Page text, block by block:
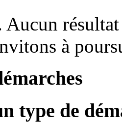
Aucun
à
type de